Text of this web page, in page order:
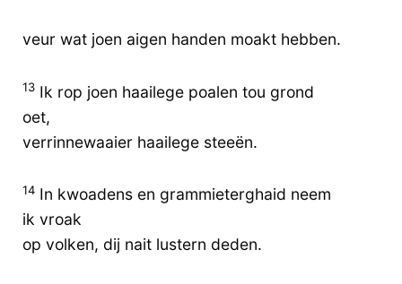
veur wat joen aigen handen moakt hebben.
13 Ik rop joen haailege poalen tou grond
oet,
verrinnewaaier haailege steeën.
14 In kwoadens en grammieterghaid neem
ik vroak
op volken, dij nait lustern deden.